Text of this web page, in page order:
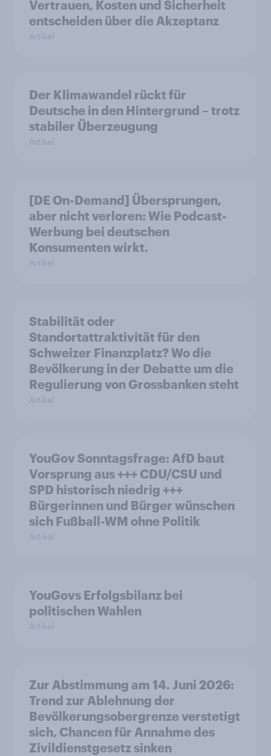
Vertrauen, Kosten und Sicherheit
entscheiden über die Akzeptanz
Artikel
Der Klimawandel rückt für
Deutsche in den Hintergrund – trotz
stabiler Überzeugung
Artikel
[DE On-Demand] Übersprungen,
aber nicht verloren: Wie Podcast-
Werbung bei deutschen
Konsumenten wirkt.
Artikel
Stabilität oder
Standortattraktivität für den
Schweizer Finanzplatz? Wo die
Bevölkerung in der Debatte um die
Regulierung von Grossbanken steht
Artikel
YouGov Sonntagsfrage: AfD baut
Vorsprung aus +++ CDU/CSU und
SPD historisch niedrig +++
Bürgerinnen und Bürger wünschen
sich Fußball-WM ohne Politik
Artikel
YouGovs Erfolgsbilanz bei
politischen Wahlen
Artikel
Zur Abstimmung am 14. Juni 2026:
Trend zur Ablehnung der
Bevölkerungsobergrenze verstetigt
sich, Chancen für Annahme des
Zivildienstgesetz sinken